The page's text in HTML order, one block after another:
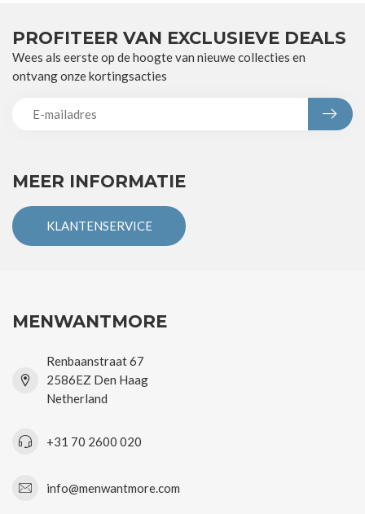
MEER INFORMATIE
KLANTENSERVICE
PROFITEER VAN EXCLUSIEVE DEALS
Wees als eerste op de hoogte van nieuwe collecties en
ontvang onze kortingsacties
MENWANTMORE
Renbaanstraat 67
2586EZ Den Haag
Netherland
+31 70 2600 020
info@menwantmore.com